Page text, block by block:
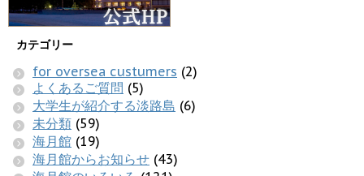
カテゴリー
for oversea custumers (2)
よくあるご質問 (5)
大学生が紹介する淡路島 (6)
未分類 (59)
海月館 (19)
海月館からお知らせ (43)